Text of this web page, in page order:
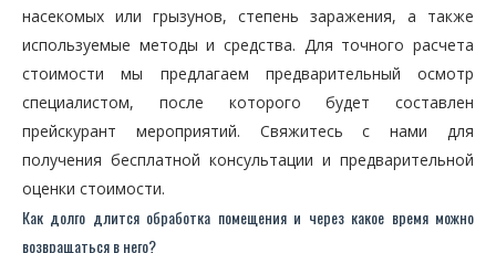
насекомых или грызунов, степень заражения, а также
используемые методы и средства. Для точного расчета
стоимости мы предлагаем предварительный осмотр
специалистом, после которого будет составлен
прейскурант мероприятий. Свяжитесь с нами для
получения бесплатной консультации и предварительной
оценки стоимости.
Как долго длится обработка помещения и через какое время можно
возвращаться в него?